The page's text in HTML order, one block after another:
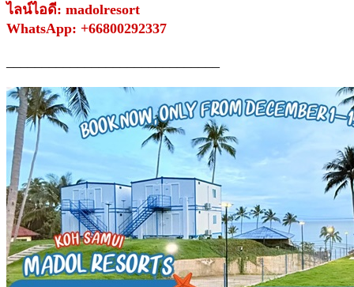
ไลน์ไอดี: madolresort
WhatsApp: +66800292337